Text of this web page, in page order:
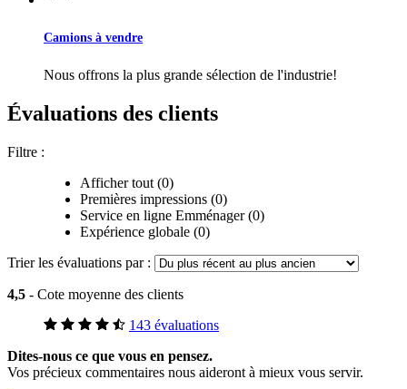
Camions à vendre
Nous offrons la plus grande sélection de l'industrie!
Évaluations des clients
Filtre :
Afficher tout (0)
Premières impressions (0)
Service en ligne Emménager (0)
Expérience globale (0)
Trier les évaluations par :
4,5 - Cote moyenne des clients
143 évaluations
Dites-nous ce que vous en pensez.
Vos précieux commentaires nous aideront à mieux vous servir.